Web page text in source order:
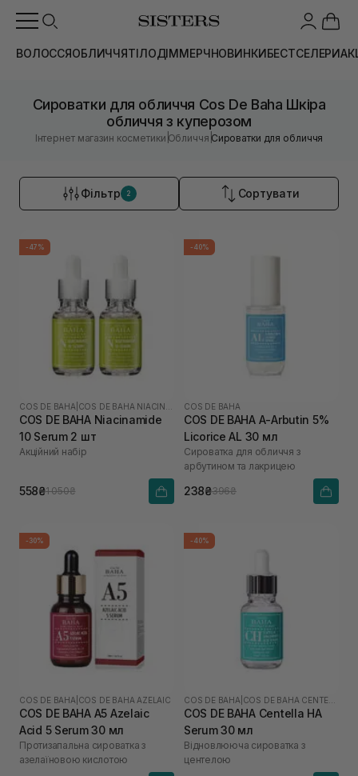
ВОЛОССЯОБЛИЧЧЯТІЛОДІММЕРЧНОВИНКИБЕСТСЕЛЕРИ
Сироватки для обличчя Cos De Baha Шкіра
обличчя з куперозом
Інтернет магазин косметики |Обличчя |Сироватки для обличчя
Фільтр 2 Сортувати
-47%
COS DE BAHA
COS DE BAHA Niacinamide
10 Serum 2 шт
Акційний набір
558₴1 050₴
-40%
COS DE BAHA
COS DE BAHA A-Arbutin 5%
Licorice AL 30 мл
Сироватка для обличчя з
арбутином та лакрицею
238₴396₴
-30%
COS DE BAHA COS DE BAHA AZELAIC
COS DE BAHA A5 Azelaic
Acid 5 Serum 30 мл
Протизапальна сироватка з
азелаїновою кислотою
-40%
COS DE BAHA
COS DE BAHA Centella HA
Serum 30 мл
Відновлююча сироватка з
центелою